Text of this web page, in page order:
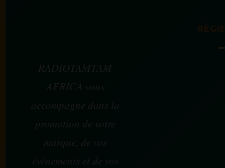
RADIOTAMTAM
AFRICA vous
accompagne dans la
promotion de votre
marque, de vos
événements et de vos